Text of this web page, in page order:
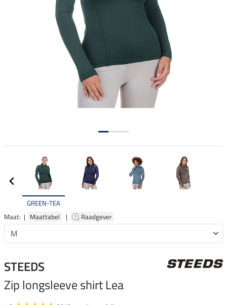
GREEN-TEA
Maat: | Maattabel | Raadgever
STEEDS
Zip longsleeve shirt Lea